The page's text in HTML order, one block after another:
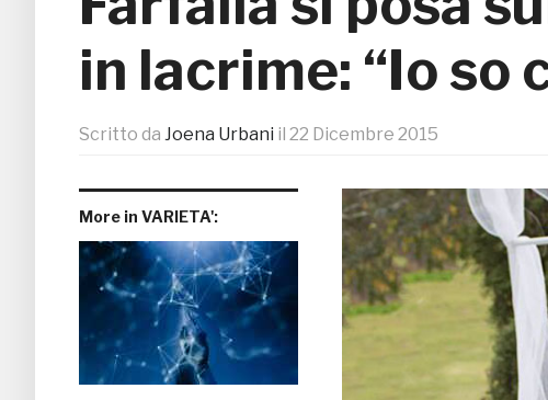
in lacrime: “Io so
Scritto da Joena Urbani il 22 Dicembre 2015
More in VARIETA':